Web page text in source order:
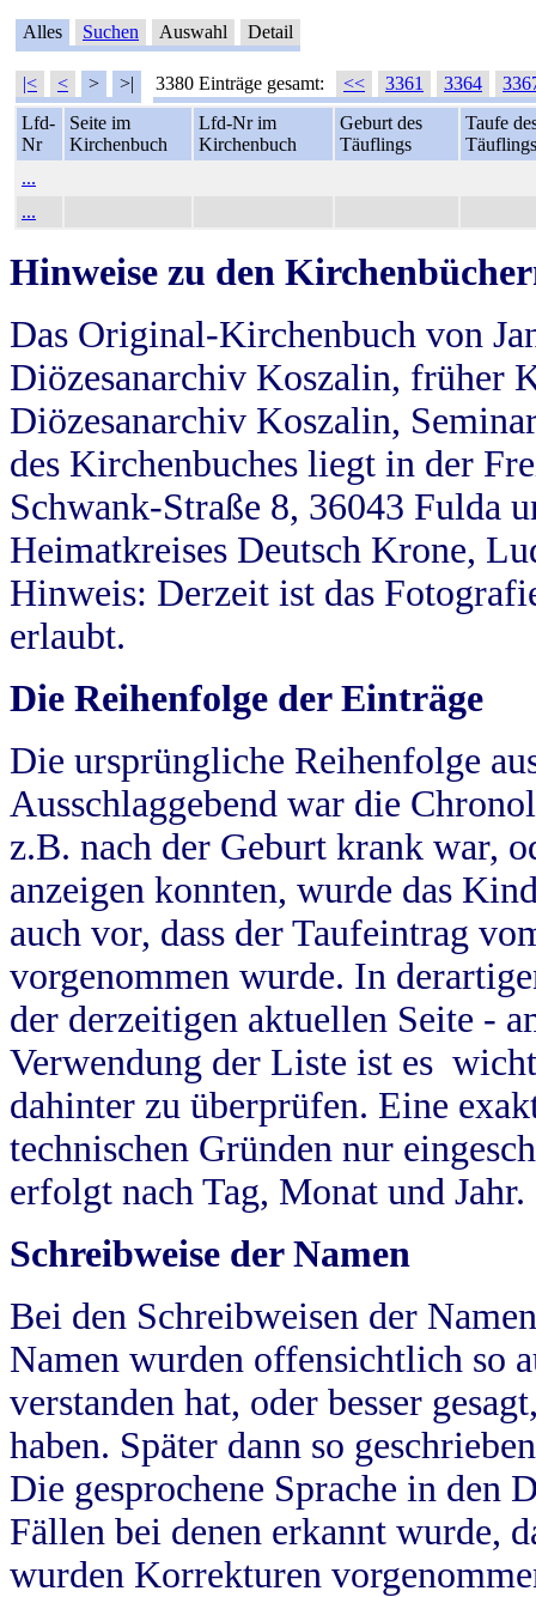
Alles Suchen Auswahl Detail
|< < > >| 3380 Einträge gesamt: << 3361 3364
Lfd-
Nr
Seite im
Kirchenbuch
Lfd-Nr im
Kirchenbuch
Geburt des
Täuflings
Taufe
Täuflings
...
...
Hinweise zu den
Das Original-Kirchenbuch von
Diözesanarchiv Koszalin, früher
Diözesanarchiv Koszalin,
des Kirchenbuches liegt in der
Schwank-Straße 8, 36043 Fulda
Heimatkreises Deutsch Krone,
Hinweis: Derzeit ist das
erlaubt.
Die Reihenfolge der Einträge
Die ursprüngliche Reihenfolge
Ausschlaggebend war die
z.B. nach der Geburt krank war,
anzeigen konnten, wurde das
auch vor, dass der Taufeintrag
vorgenommen wurde. In
der derzeitigen aktuellen Seite -
Verwendung der Liste ist es
dahinter zu überprüfen. Eine
technischen Gründen nur
erfolgt nach Tag, Monat und Jahr.
Schreibweise der Namen
Bei den Schreibweisen der
Namen wurden offensichtlich so
verstanden hat, oder besser
haben. Später dann so
Die gesprochene Sprache in
Fällen bei denen erkannt wurde,
wurden Korrekturen